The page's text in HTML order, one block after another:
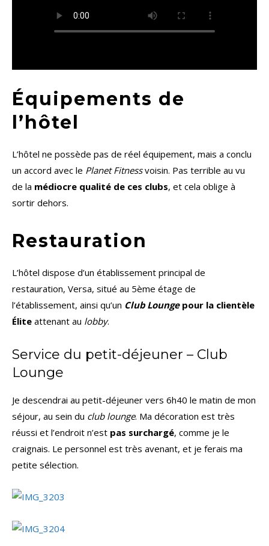
Équipements de
l’hôtel
L’hôtel ne possède pas de réel équipement, mais a conclu
un accord avec le Planet Fitnessvoisin. Pas terrible au vu
de la médiocre qualité de ces clubs, et cela oblige à
sortir dehors.
Restauration
L’hôtel dispose d’un établissement principal de
restauration, Versa, situé au 5ème étage de
l’établissement, ainsi qu’un Club Loungepour la clientèle
Élite attenant au lobby.
Service du petit-déjeuner – Club
Lounge
Je descendrai au petit-déjeuner vers 6h40 le matin de mon
séjour, au sein du club lounge. Ma décoration est très
réussi et l’endroit n’est pas surchargé, comme je le
craignais. Le personnel est très avenant, et je ferais ma
petite sélection.